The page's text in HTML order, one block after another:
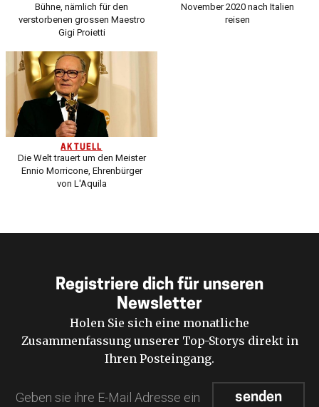
Bühne, nämlich für den
verstorbenen grossen Maestro
Gigi Proietti
November 2020 nach Italien
reisen
AKTUELL
Die Welt trauert um den Meister
Ennio Morricone, Ehrenbürger
von L'Aquila
Registriere dich für unseren
Newsletter
Holen Sie sich eine monatliche
Zusammenfassung unserer Top-Storys direkt in
Ihren Posteingang.